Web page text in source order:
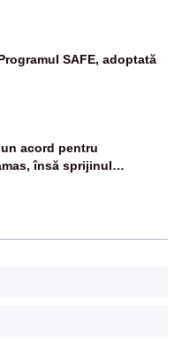
SAFE, adoptată
acord pentru
însă sprijinul
incert